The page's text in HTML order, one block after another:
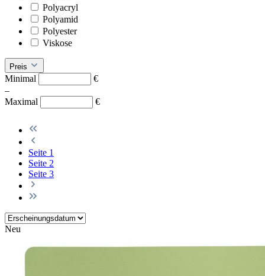
Polyacryl
Polyamid
Polyester
Viskose
Preis
Minimal
€
–
Maximal
€
Seite 1
Seite 2
Seite 3
Neu